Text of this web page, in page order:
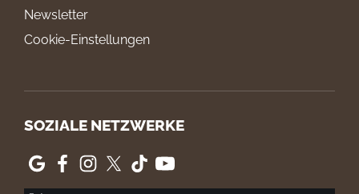
Newsletter
Cookie-Einstellungen
SOZIALE NETZWERKE